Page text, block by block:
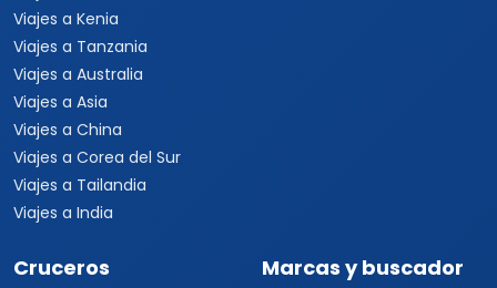
Viajes a Kenia
Viajes a Tanzania
Viajes a Australia
Viajes a Asia
Viajes a China
Viajes a Corea del Sur
Viajes a Tailandia
Viajes a India
Cruceros Marcas y buscador